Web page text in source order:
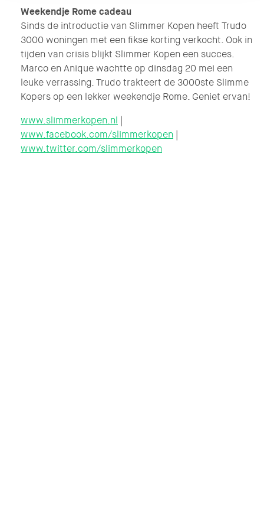
Weekendje Rome cadeau
Sinds de introductie van Slimmer Kopen heeft Trudo
3000 woningen met een fikse korting verkocht. Ook in
tijden van crisis blijkt Slimmer Kopen een succes.
Marco en Anique wachtte op dinsdag 20 mei een
leuke verrassing. Trudo trakteert de 3000ste Slimme
Kopers op een lekker weekendje Rome. Geniet ervan!
www.slimmerkopen.nl |
www.facebook.com/slimmerkopen |
www.twitter.com/slimmerkopen